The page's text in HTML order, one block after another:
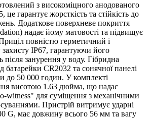
з високоміцного анодованого
гарантує жорсткість та стійкість до
Додаткове поверхневе покриття
надає йому матовості та підвищує
Приціл повністю герметичний і
захисту IP67, гарантуючи його
після занурення у воду. Гібридна
батарейки CR2032 та сонячної панелі
до 50 000 годин. У комплекті
висотою 1.63 дюйма, що надає
witness" для суміщення з механічними
Пристрій витримує ударні
G, має довжину всього 56 мм та вагу